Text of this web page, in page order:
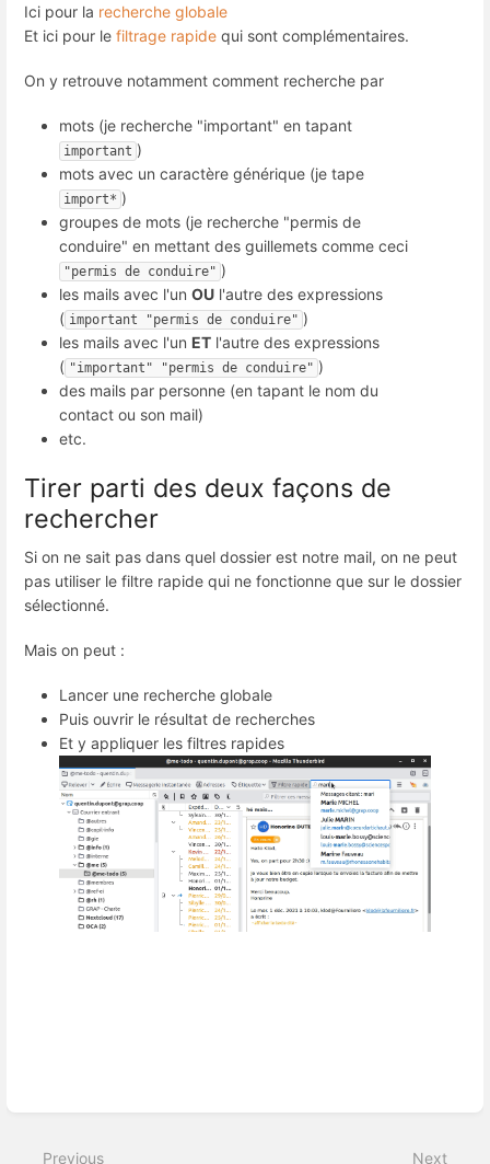
Ici pour la recherche globale
Et ici pour le filtrage rapide qui sont complémentaires.
On y retrouve notamment comment recherche par
mots (je recherche "important" en tapant
important )
mots avec un caractère générique (je tape
import* )
groupes de mots (je recherche "permis de
conduire" en mettant des guillemets comme ceci
"permis de conduire" )
les mails avec l'un OU l'autre des expressions
( important "permis de conduire" )
les mails avec l'un ET l'autre des expressions
( "important" "permis de conduire" )
des mails par personne (en tapant le nom du
contact ou son mail)
etc.
Tirer parti des deux façons de
rechercher
Si on ne sait pas dans quel dossier est notre mail, on ne peut
pas utiliser le filtre rapide qui ne fonctionne que sur le dossier
sélectionné.
Mais on peut :
Lancer une recherche globale
Puis ouvrir le résultat de recherches
Et y appliquer les filtres rapides
Previous Next